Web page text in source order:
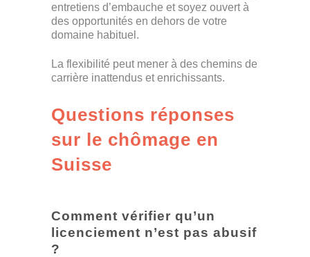
entretiens d’embauche et soyez ouvert à
des opportunités en dehors de votre
domaine habituel.
La flexibilité peut mener à des chemins de
carrière inattendus et enrichissants.
Questions réponses
sur le chômage en
Suisse
Comment vérifier qu’un
licenciement n’est pas abusif
?